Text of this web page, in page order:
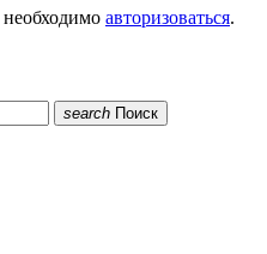
авторизоваться.
search Поиск